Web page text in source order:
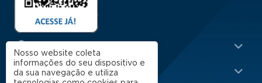
Menu Rodapé 1
Cursos
Escola
Nosso website coleta
informações do seu dispositivo e
da sua navegação e utiliza